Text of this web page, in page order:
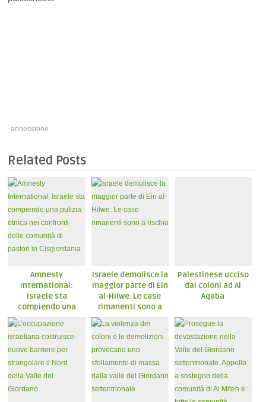
annessione
Related Posts
Amnesty
International:
Israele sta
compiendo una
pulizia etnica nei
confronti delle
comunità di pastori
in Cisgiordania
Israele demolisce la
maggior parte di Ein
al-Hilwe. Le case
rimanenti sono a
Palestinese ucciso
dai coloni ad Al
Aqaba